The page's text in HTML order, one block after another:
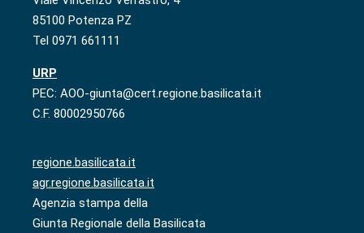
85100 Potenza PZ
Tel 0971 661111
URP
PEC: AOO-giunta@cert.regione.basilicata.it
C.F. 80002950766
regione.basilicata.it
agr.regione.basilicata.it
Agenzia stampa della
Giunta Regionale della Basilicata